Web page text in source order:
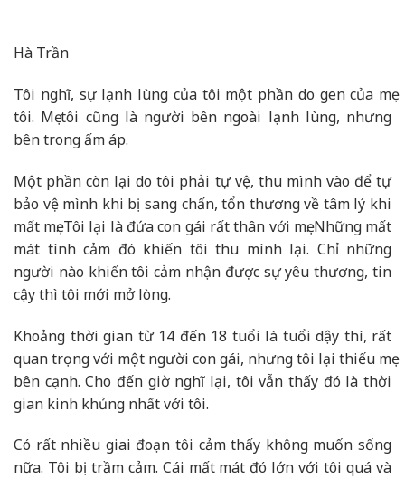
Hà Trần
Tôi nghĩ, sự lạnh lùng của tôi một phần do gen của mẹ
tôi. Mẹ tôi cũng là người bên ngoài lạnh lùng, nhưng
bên trong ấm áp.
Một phần còn lại do tôi phải tự vệ, thu mình vào để tự
bảo vệ mình khi bị sang chấn, tổn thương về tâm lý khi
mất mẹ. Tôi lại là đứa con gái rất thân với mẹ. Những mất
mát tình cảm đó khiến tôi thu mình lại. Chỉ những
người nào khiến tôi cảm nhận được sự yêu thương, tin
cậy thì tôi mới mở lòng.
Khoảng thời gian từ 14 đến 18 tuổi là tuổi dậy thì, rất
quan trọng với một người con gái, nhưng tôi lại thiếu mẹ
bên cạnh. Cho đến giờ nghĩ lại, tôi vẫn thấy đó là thời
gian kinh khủng nhất với tôi.
Có rất nhiều giai đoạn tôi cảm thấy không muốn sống
nữa. Tôi bị trầm cảm. Cái mất mát đó lớn với tôi quá và